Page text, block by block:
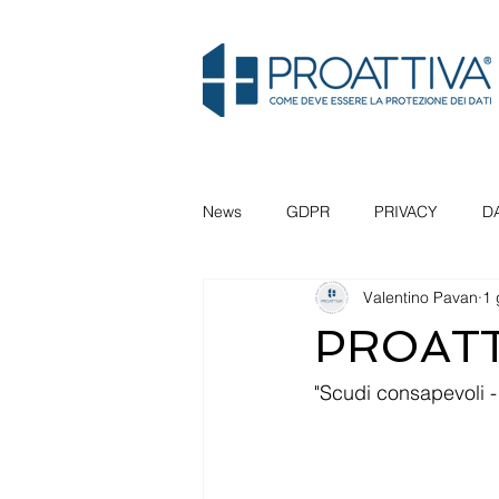
News GDPR PRIVACY
SEMINARIO VENEZIA
COMPLIANCE
Valentino Pavan 1
"Scudi consapevoli